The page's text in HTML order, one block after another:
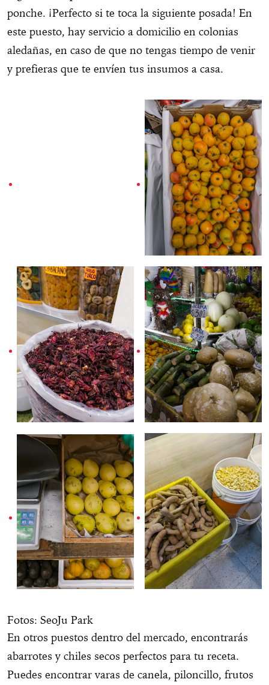
ponche. ¡Perfecto si te toca la siguiente posada! En
este puesto, hay servicio a domicilio en colonias
aledañas, en caso de que no tengas tiempo de venir
y prefieras que te envíen tus insumos a casa.
Fotos: SeoJu Park
En otros puestos dentro del mercado, encontrarás
abarrotes y chiles secos perfectos para tu receta.
Puedes encontrar varas de canela, piloncillo, frutos